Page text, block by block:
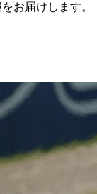
お届けします。